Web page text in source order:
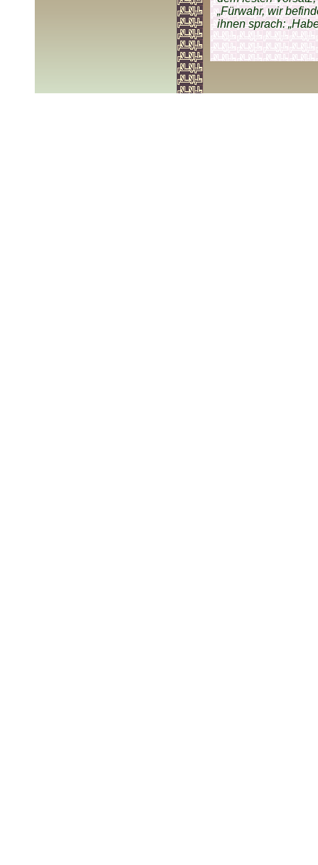
„Fürwahr, wir
ihnen sprach: